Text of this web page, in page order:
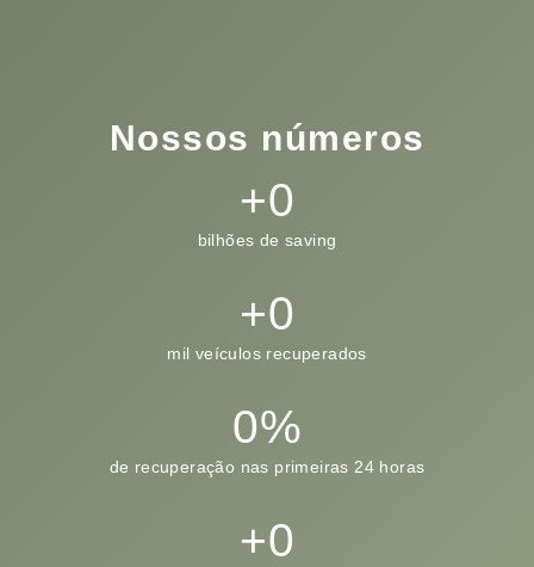
Nossos números
bilhões de saving
+0
mil veículos recuperados
+0
de recuperação nas primeiras 24 horas
0%
+0